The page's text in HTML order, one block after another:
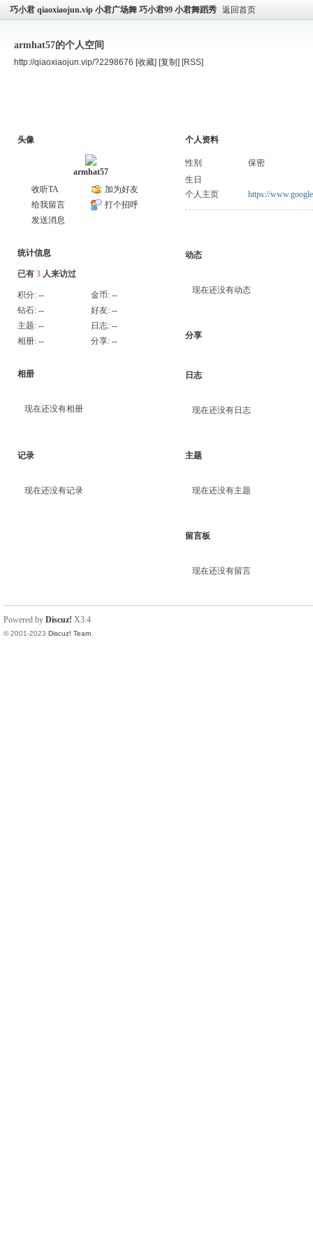
巧小君 qiaoxiaojun.vip 小君广场舞 巧小君99 小君舞蹈秀 返回首页
armhat57的个人空间
http://qiaoxiaojun.vip/?2298676 [收藏] [复制] [RSS]
头像
armhat57
收听TA
加为好友
给我留言
打个招呼
发送消息
统计信息
已有 3 人来访过
积分: -- 金币: --
钻石: -- 好友: --
主题: -- 日志: --
相册: -- 分享: --
相册
现在还没有相册
记录
现在还没有记录
个人资料
性别
保密
生日
个人主页
https://
动态
现在还没有动态
分享
日志
现在还没有日志
主题
现在还没有主题
留言板
现在还没有留言
Powered by Discuz! X3.4
© 2001-2023 Discuz! Team